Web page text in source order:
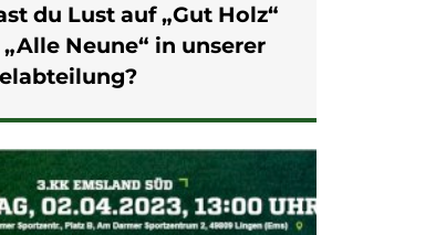
du Lust auf „Gut Holz“
Neune“ in unserer